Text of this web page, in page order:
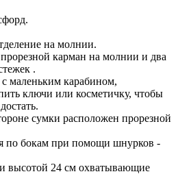
на молнии.
карман на молнии и два
.
маленьким карабином,
ключи или косметичку, чтобы
сумки расположен прорезной
по бокам при помощи шнурков -
высотой 24 см охватывающие